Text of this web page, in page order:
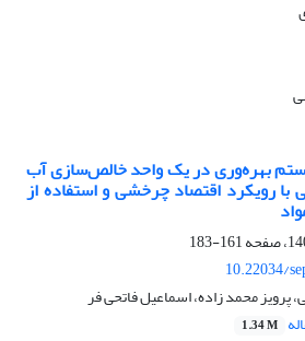
بهره‌وری در یک واحد خالص‌سازی آب
با رویکرد اقتصاد چرخشی و استفاده از
161-183
10.22034/
پرویز محمد زاده، اسماعیل فاتحی فر
1.34 M